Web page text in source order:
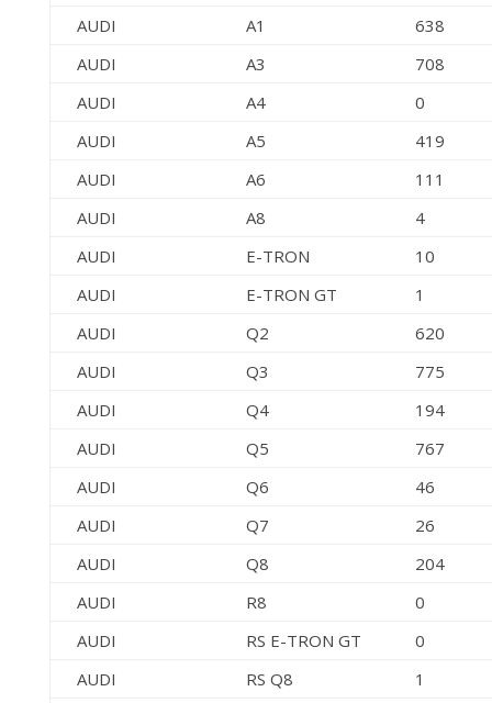
AUDI A1
638
AUDI
A3
708
AUDI
A4
0
AUDI
A5
419
AUDI
A6
111
AUDI
A8
4
AUDI
E-TRON
10
AUDI
E-TRON GT
1
AUDI
Q2
620
AUDI
Q3
775
AUDI
Q4
194
AUDI
Q5
767
AUDI
Q6
46
AUDI
Q7
26
AUDI
Q8
204
AUDI
R8
0
AUDI
RS E-TRON GT
0
AUDI
RS Q8 1